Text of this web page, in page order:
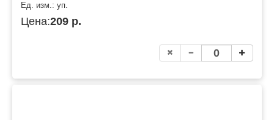
Ед. изм.: уп.
Цена:209 р.